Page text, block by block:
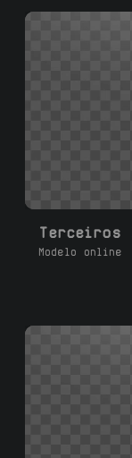
baixe sua
Modelo online